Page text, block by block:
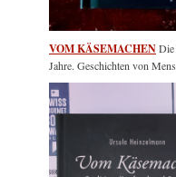
VOM KÄSEMACHENDie
Jahre. Geschichten von